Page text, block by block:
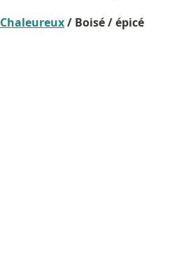
Chaleureux/ Boisé / épicé